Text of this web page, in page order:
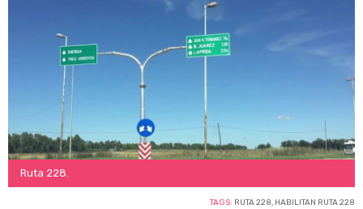
Ruta 228.
TAGS: RUTA 228, HABILITAN RUTA 228